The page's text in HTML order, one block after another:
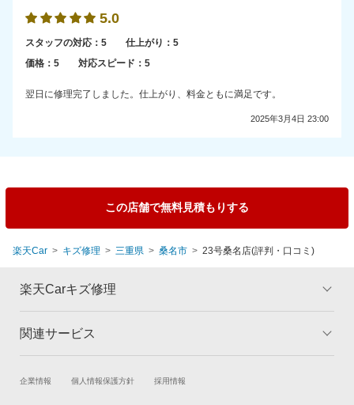
5.0
スタッフの対応： 5 仕上がり： 5
価格： 5 対応スピード： 5
翌日に修理完了しました。仕上がり、料金ともに満足です。
2025年3月4日 23:00
この店舗で無料見積もりする
楽天Car キズ修理 三重県 桑名市 23号桑名店(評判・口コミ)
楽天Carキズ修理
トップ
板金とは キャンペーン一覧
関連サービス
試乗・商談 新車購入
企業情報 個人情報保護方針 採用情報